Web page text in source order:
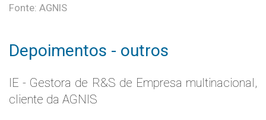
Fonte: AGNIS
Depoimentos - outros
IE - Gestora de R&S de Empresa multinacional,
cliente da AGNIS